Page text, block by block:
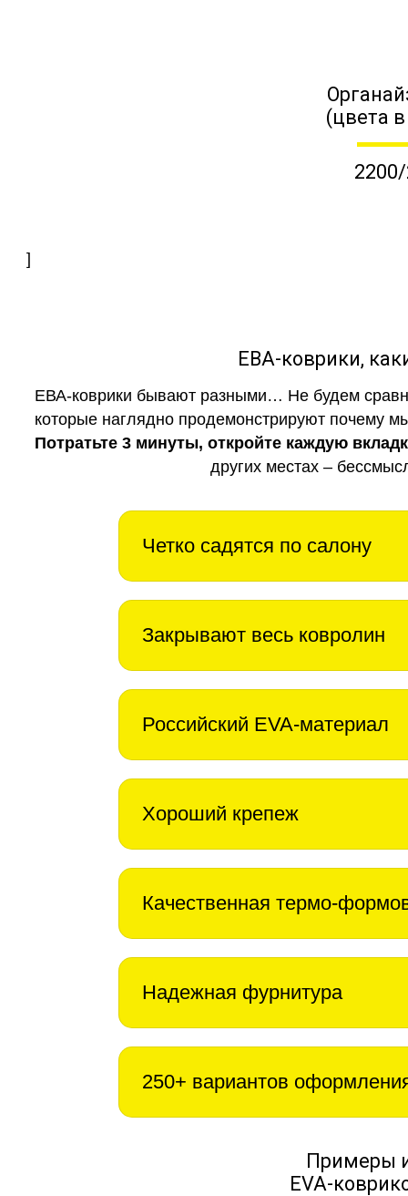
(цвета
]
ЕВА-коврики,
ЕВА-коврики бывают разными… Не будем
которые наглядно продемонстрируют почему
Потратьте 3 минуты, откройте каждую
других местах –
Четко садятся по салону
Закрывают весь ковролин
Российский EVA-материал
Хороший крепеж
Качественная термо-
Надежная фурнитура
250+ вариантов
Примеры
EVA-